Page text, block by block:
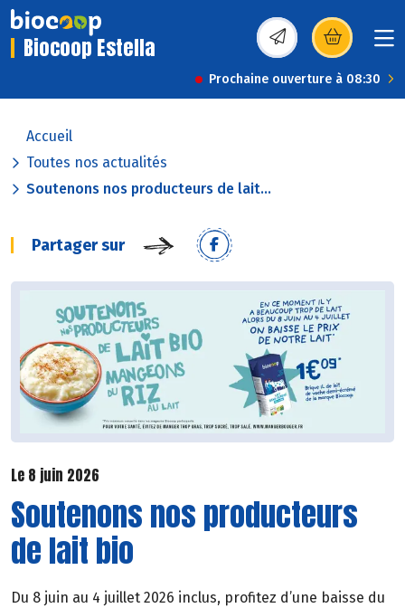
Biocoop Estella (s’ouvre dans une
Prochaine ouverture à 08:30
Accueil
Toutes nos actualités
Soutenons nos producteurs de lait...
Partager sur
Le 8 juin 2026
Soutenons nos producteurs
de lait bio
Du 8 juin au 4 juillet 2026 inclus, profitez d’une baisse du